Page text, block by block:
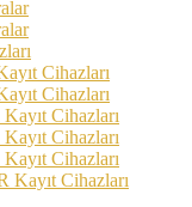
Cihazları
Cihazları
Cihazları
Cihazları
Cihazları
Cihazları